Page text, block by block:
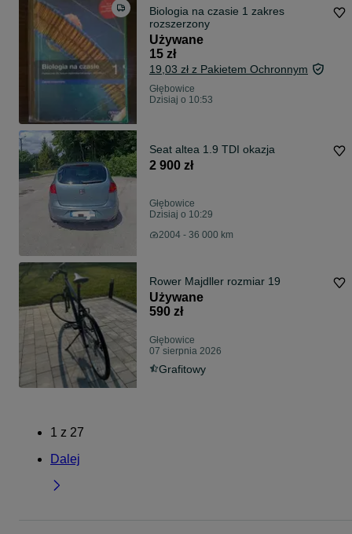
Biologia na czasie 1 zakres
rozszerzony
Używane
15 zł
19,03 zł z Pakietem Ochronnym
Głębowice
Dzisiaj o 10:53
Seat altea 1.9 TDI okazja
2 900 zł
Głębowice
Dzisiaj o 10:29
2004 - 36 000 km
Rower Majdller rozmiar 19
Używane
590 zł
Głębowice
07 sierpnia 2026
Grafitowy
1 z 27
Dalej